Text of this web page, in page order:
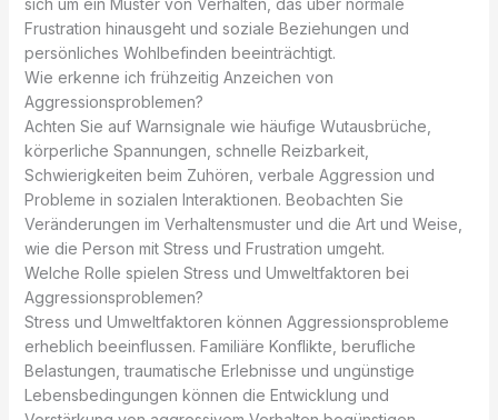
sich um ein Muster von Verhalten, das über normale
Frustration hinausgeht und soziale Beziehungen und
persönliches Wohlbefinden beeinträchtigt.
Wie erkenne ich frühzeitig Anzeichen von
Aggressionsproblemen?
Achten Sie auf Warnsignale wie häufige Wutausbrüche,
körperliche Spannungen, schnelle Reizbarkeit,
Schwierigkeiten beim Zuhören, verbale Aggression und
Probleme in sozialen Interaktionen. Beobachten Sie
Veränderungen im Verhaltensmuster und die Art und Weise,
wie die Person mit Stress und Frustration umgeht.
Welche Rolle spielen Stress und Umweltfaktoren bei
Aggressionsproblemen?
Stress und Umweltfaktoren können Aggressionsprobleme
erheblich beeinflussen. Familiäre Konflikte, berufliche
Belastungen, traumatische Erlebnisse und ungünstige
Lebensbedingungen können die Entwicklung und